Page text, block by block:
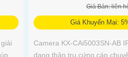
Giá Bán: liên
Giá Khuyến Mại:
Camera KX-CAi5003SN-AB
dạng thân trụ cứng cáp